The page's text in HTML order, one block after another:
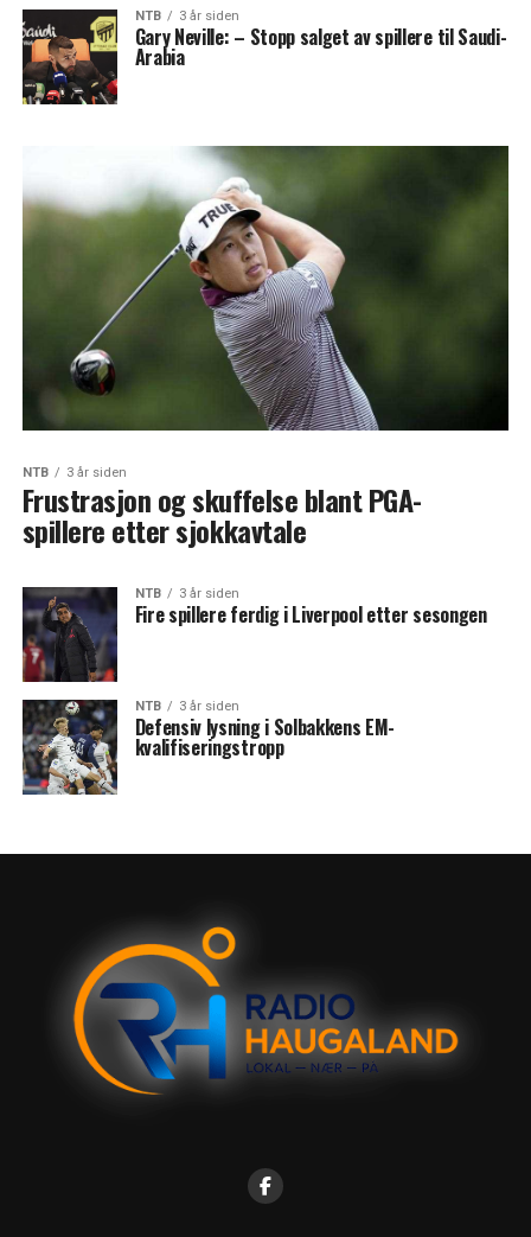
NTB 3 år siden
Gary Neville: – Stopp salget av spillere til Saudi-
Arabia
NTB 3 år siden
Frustrasjon og skuffelse blant PGA-
spillere etter sjokkavtale
NTB 3 år siden
Fire spillere ferdig i Liverpool etter sesongen
NTB 3 år siden
Defensiv lysning i Solbakkens EM-
kvalifiseringstropp